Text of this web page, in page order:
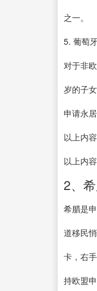
之一。
5. 葡萄
对于非
岁的子
申请永居
以上内
以上内
2、
希腊是
道移民
卡，右
持欧盟